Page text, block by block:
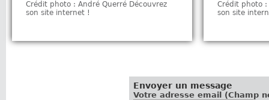
Crédit photo : André Querré Découvrez
son site internet !
Crédit photo :
son site
Envoyer un message
Votre adresse